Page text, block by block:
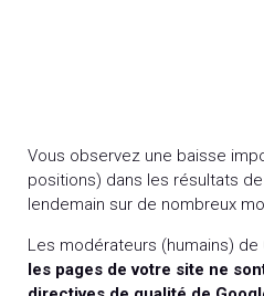
Vous observez une baisse
positions) dans les résultats
lendemain sur de nombreux
Les modérateurs (humains)
les pages de votre site ne